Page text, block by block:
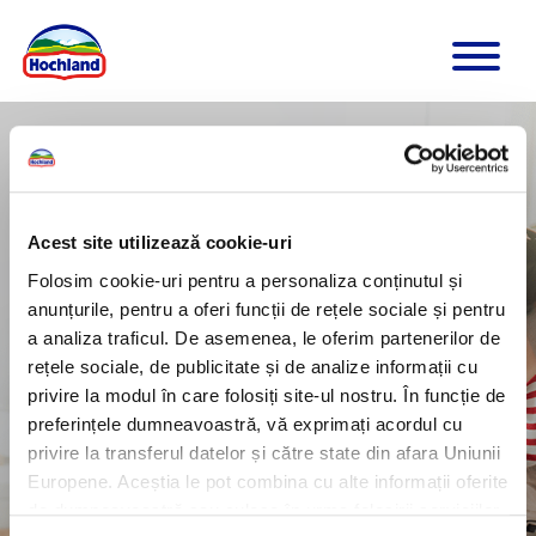
Acest site utilizează cookie-uri
Folosim cookie-uri pentru a personaliza conținutul și
anunțurile, pentru a oferi funcții de rețele sociale și pentru
a analiza traficul. De asemenea, le oferim partenerilor de
rețele sociale, de publicitate și de analize informații cu
privire la modul în care folosiți site-ul nostru. În funcție de
preferințele dumneavoastră, vă exprimați acordul cu
privire la transferul datelor și către state din afara Uniunii
Europene. Aceștia le pot combina cu alte informații oferite
Rețete Hochland
Tip de rețetă
Tip de produs
Aplică filtrul Șterge filtre